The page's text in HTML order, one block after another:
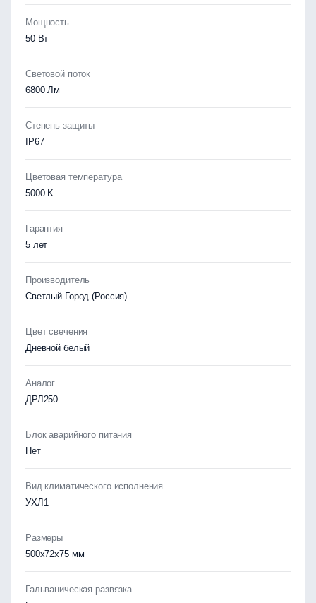
Мощность
50 Вт
Световой поток
6800 Лм
Степень защиты
IP67
Цветовая температура
5000 K
Гарантия
5 лет
Производитель
Светлый Город (Россия)
Цвет свечения
Дневной белый
Аналог
ДРЛ250
Блок аварийного питания
Нет
Вид климатического исполнения
УХЛ1
Размеры
500х72x75 мм
Гальваническая развязка